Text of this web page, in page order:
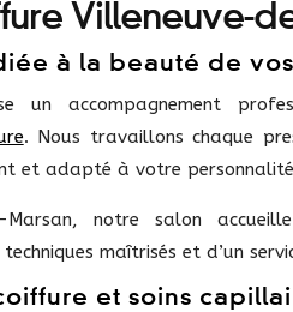
Villeneuve-
à la beauté de
un accompagnement
. Nous travaillons chaque
et adapté à votre
Marsan, notre salon
maîtrisés et d’un
et soins